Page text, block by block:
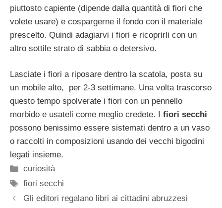
piuttosto capiente (dipende dalla quantità di fiori che
volete usare) e cospargerne il fondo con il materiale
prescelto. Quindi adagiarvi i fiori e ricoprirli con un
altro sottile strato di sabbia o detersivo.
Lasciate i fiori a riposare dentro la scatola, posta su
un mobile alto, per 2-3 settimane. Una volta trascorso
questo tempo spolverate i fiori con un pennello
morbido e usateli come meglio credete. I fiori secchi
possono benissimo essere sistemati dentro a un vaso
o raccolti in composizioni usando dei vecchi bigodini
legati insieme.
Categorie
curiosità
Tag
fiori secchi
Gli editori regalano libri ai cittadini abruzzesi